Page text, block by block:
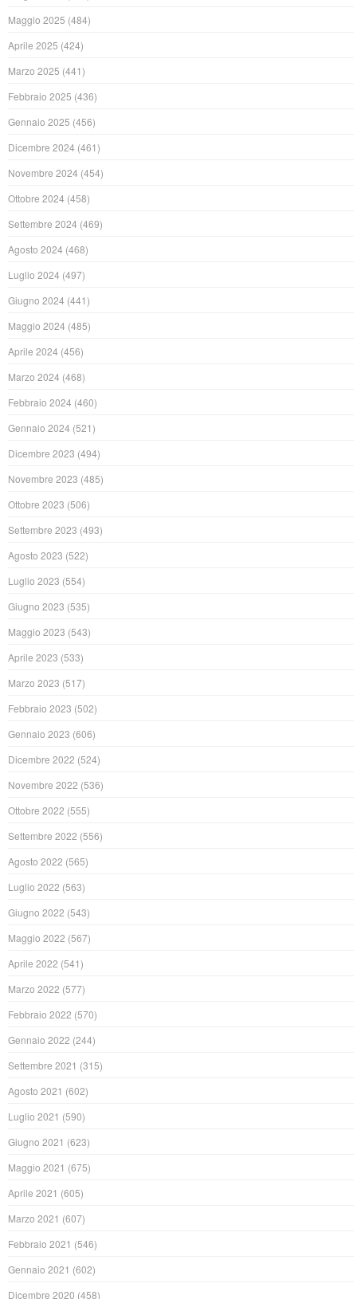
Maggio 2025 (484)
Aprile 2025 (424)
Marzo 2025 (441)
Febbraio 2025 (436)
Gennaio 2025 (456)
Dicembre 2024 (461)
Novembre 2024 (454)
Ottobre 2024 (458)
Settembre 2024 (469)
Agosto 2024 (468)
Luglio 2024 (497)
Giugno 2024 (441)
Maggio 2024 (485)
Aprile 2024 (456)
Marzo 2024 (468)
Febbraio 2024 (460)
Gennaio 2024 (521)
Dicembre 2023 (494)
Novembre 2023 (485)
Ottobre 2023 (506)
Settembre 2023 (493)
Agosto 2023 (522)
Luglio 2023 (554)
Giugno 2023 (535)
Maggio 2023 (543)
Aprile 2023 (533)
Marzo 2023 (517)
Febbraio 2023 (502)
Gennaio 2023 (606)
Dicembre 2022 (524)
Novembre 2022 (536)
Ottobre 2022 (555)
Settembre 2022 (556)
Agosto 2022 (565)
Luglio 2022 (563)
Giugno 2022 (543)
Maggio 2022 (567)
Aprile 2022 (541)
Marzo 2022 (577)
Febbraio 2022 (570)
Gennaio 2022 (244)
Settembre 2021 (315)
Agosto 2021 (602)
Luglio 2021 (590)
Giugno 2021 (623)
Maggio 2021 (675)
Aprile 2021 (605)
Marzo 2021 (607)
Febbraio 2021 (546)
Gennaio 2021 (602)
Dicembre 2020 (458)